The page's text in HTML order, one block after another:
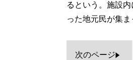
るという。施設
った地元民が集ま
次のページ